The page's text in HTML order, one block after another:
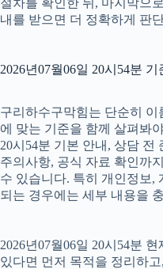
절차를 확인한 뒤, 마지막으
내를 받으면 더 정확하게 판
2026년07월06일 20시54분
구리하수구막힘는 단순히
에 맞는 기준을 함께 살펴봐
20시54분 기본 안내, 상담 전
주의사항, 공식 자료 확인까
수 있습니다. 특히 개인정보,
되는 경우에는 세부 내용을
2026년07월06일 20시54분
있다면 먼저 목적을 정리하